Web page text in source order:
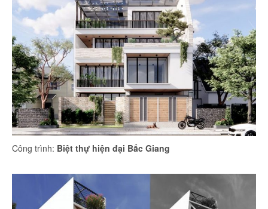
Công trình: Biệt thự hiện đại Bắc Giang